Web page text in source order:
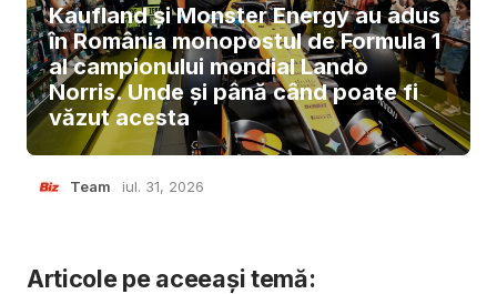
Kaufland și Monster Energy au adus
în România monopostul de Formula 1
al campionului mondial Lando
Norris. Unde și până când poate fi
văzut acesta
Team iul. 31, 2026
Articole pe aceeași temă: